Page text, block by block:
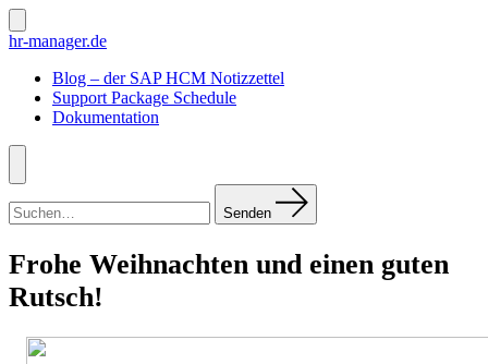
Zum
Inhalt
Suche
ein-/ausblenden
hr-manager.de
Blog – der SAP HCM Notizzettel
Support Package Schedule
Dokumentation
Menü
nach:
Senden
Frohe Weihnachten und einen guten
Rutsch!